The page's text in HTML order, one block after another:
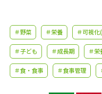
大学で学びたい学問発見
＃野菜 ＃栄養 ＃可視
＃子ども ＃成長期 ＃栄
＃食・食事 ＃食事管理